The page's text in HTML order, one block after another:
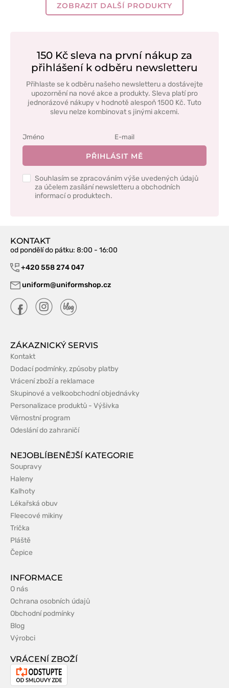
ZOBRAZIT DALŠÍ PRODUKTY
150 Kč sleva na první nákup za
přihlášení k odběru newsletteru
Přihlaste se k odběru našeho newsletteru a dostávejte
upozornění na nové akce a produkty. Sleva platí pro
jednorázové nákupy v hodnotě alespoň 1500 Kč. Tuto
slevu nelze kombinovat s jinými akcemi.
PŘIHLÁSIT MĚ
Souhlasím se zpracováním výše uvedených údajů
za účelem zasílání newsletteru a obchodních
informací o produktech.
KONTAKT
od pondělí do pátku: 8:00 - 16:00
+420 558 274 047
uniform@uniformshop.cz
ZÁKAZNICKÝ SERVIS
Kontakt
Dodací podmínky, způsoby platby
Vrácení zboží a reklamace
Skupinové a velkoobchodní objednávky
Personalizace produktů - Výšivka
Věrnostní program
Odeslání do zahraničí
NEJOBLÍBENĚJŠÍ KATEGORIE
Soupravy
Haleny
Kalhoty
Lékařská obuv
Fleecové mikiny
Trička
Pláště
Čepice
INFORMACE
O nás
Ochrana osobních údajů
Obchodní podmínky
Blog
Výrobci
VRÁCENÍ ZBOŽÍ
Odstoupení